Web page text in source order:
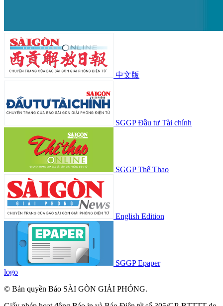
中文版
SGGP Đầu tư Tài chính
SGGP Thể Thao
English Edition
SGGP Epaper
logo
© Bản quyền Báo SÀI GÒN GIẢI PHÓNG.